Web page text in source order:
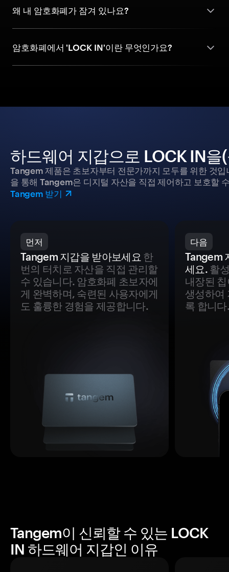
왜 내 암호화폐가 잠겨 있나요?
암호화폐에서 'LOCK IN'이란 무엇인가요?
하드웨어 지갑으로 LOCK IN
Tangem 제품은 초보자부터 전문가까지 모두를 위한 것
을 통해 Tangem은 디지털 자산을 직접 제어하고 보호할
Tangem 받기
먼저
Tangem 지갑을 받아보세요 한
번의 터치로 자산을 직접 관리할
수 있습니다. 암호화폐 초보자에
게 완벽하며, 숙련된 사용자에게
도 훌륭한 경험을 제공합니다.
다음
Tangem
세요.활
내장된
생성하여
록 합니다.
Tangem이 신뢰할 수 있는 LOCK
IN 하드웨어 지갑인 이유